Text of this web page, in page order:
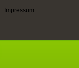
Impressum